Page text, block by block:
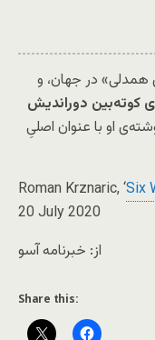
همدلی» در جهان، و
کوته‌بین دوراندیش
او با عنوان اصلیِ
Roman Krznaric, ‘Six
20 July 2020
از: خبرنامه آسو
Share this: